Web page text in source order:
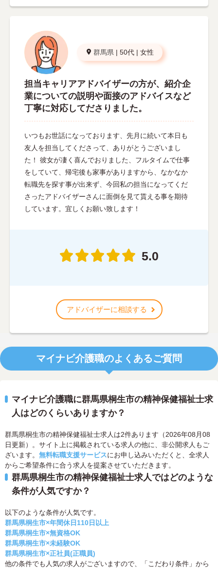
群馬県 | 50代 | 女性
担当キャリアアドバイザーの方が、紹介企
業についての説明や面接のアドバイスなど
丁寧に対応してださりました。
いつもお世話になっております、先月に続いて本日も
友人を担当してくださって、ありがとうございまし
た！ 彼女が凄く喜んでおりました、フルタイムで仕事
をしていて、帰宅後も家事がありますから、なかなか
転職先を探す事が出来ず、今回私の担当になってくだ
さったアドバイザーさんに面倒を見て貰える事を期待
しています。宜しくお願い致します！
5.0
アドバイザーに相談する
マイナビ介護職のよくあるご質問
マイナビ介護職に群馬県桐生市の精神保健福祉士求
人はどのくらいありますか？
群馬県桐生市の精神保健福祉士求人は2件あります（2026年08月08
日更新）。サイト上に掲載されている求人の他に、非公開求人もご
ざいます。 無料転職支援サービスにお申し込みいただくと、全求人
からご希望条件に合う求人を提案させていただきます。
群馬県桐生市の精神保健福祉士求人ではどのような
条件が人気ですか？
以下のような条件が人気です。
群馬県桐生市×年間休日110日以上
群馬県桐生市×無資格OK
群馬県桐生市×未経験OK
群馬県桐生市×正社員(正職員)
他の条件でも人気の求人がございますので、「こだわり条件」から